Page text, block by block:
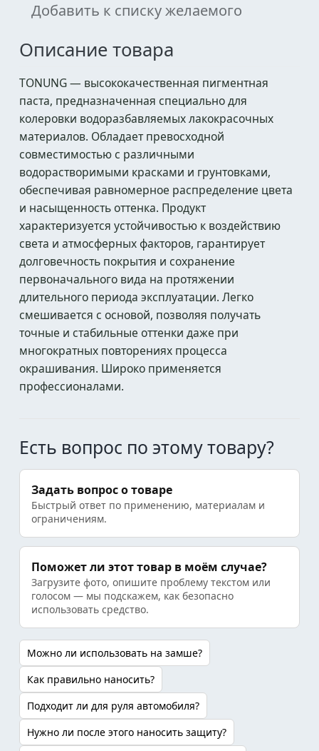
Добавить к списку желаемого
Описание товара
TONUNG — высококачественная пигментная
паста, предназначенная специально для
колеровки водоразбавляемых лакокрасочных
материалов. Обладает превосходной
совместимостью с различными
водорастворимыми красками и грунтовками,
обеспечивая равномерное распределение цвета
и насыщенность оттенка. Продукт
характеризуется устойчивостью к воздействию
света и атмосферных факторов, гарантирует
долговечность покрытия и сохранение
первоначального вида на протяжении
длительного периода эксплуатации. Легко
смешивается с основой, позволяя получать
точные и стабильные оттенки даже при
многократных повторениях процесса
окрашивания. Широко применяется
профессионалами.
Есть вопрос по этому товару?
Задать вопрос о товаре
Быстрый ответ по применению, материалам и
ограничениям.
Поможет ли этот товар в моём случае?
Загрузите фото, опишите проблему текстом или
голосом — мы подскажем, как безопасно
использовать средство.
Можно ли использовать на замше?
Как правильно наносить?
Подходит ли для руля автомобиля?
Нужно ли после этого наносить защиту?